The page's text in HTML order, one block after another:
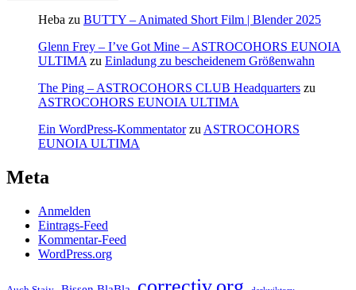
Heba zu BUTTY – Animated Short Film | Blender 2025
Glenn Frey – I’ve Got Mine – ASTROCOHORS EUNOIA
ULTIMA zu Einladung zu bescheidenem Größenwahn
The Ping – ASTROCOHORS CLUB Headquarters zu
ASTROCOHORS EUNOIA ULTIMA
Ein WordPress-Kommentatorzu ASTROCOHORS
EUNOIA ULTIMA
Meta
Anmelden
Eintrags-Feed
Kommentar-Feed
WordPress.org